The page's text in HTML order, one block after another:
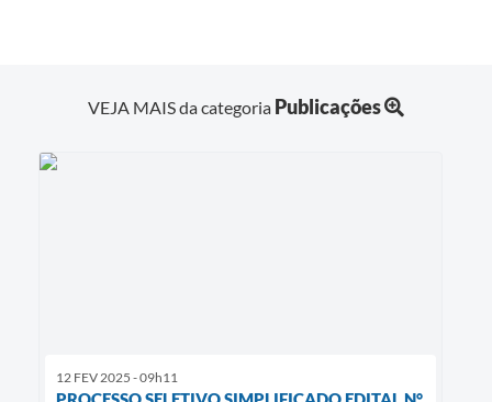
VEJA MAIS da categoria Publicações
12 FEV 2025 - 09h11